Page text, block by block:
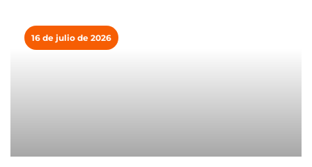
16 de julio de 2026